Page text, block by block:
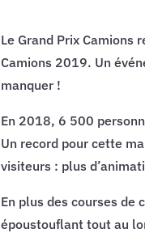
Le Grand Prix Camions
Camions 2019. Un
manquer !
En 2018, 6 500
Un record pour cette
visiteurs : plus
En plus des courses de
époustouflant tout au